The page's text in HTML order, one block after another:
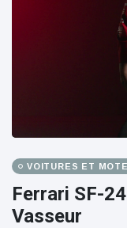
VOITURES ET
Ferrari SF-
Vasseur